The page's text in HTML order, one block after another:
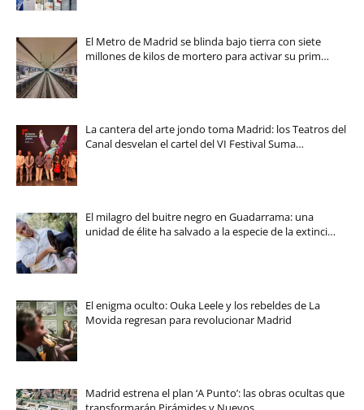
El Metro de Madrid se blinda bajo tierra con siete
millones de kilos de mortero para activar su prim…
La cantera del arte jondo toma Madrid: los Teatros del
Canal desvelan el cartel del VI Festival Suma…
El milagro del buitre negro en Guadarrama: una
unidad de élite ha salvado a la especie de la extinci…
El enigma oculto: Ouka Leele y los rebeldes de La
Movida regresan para revolucionar Madrid
Madrid estrena el plan ‘A Punto’: las obras ocultas que